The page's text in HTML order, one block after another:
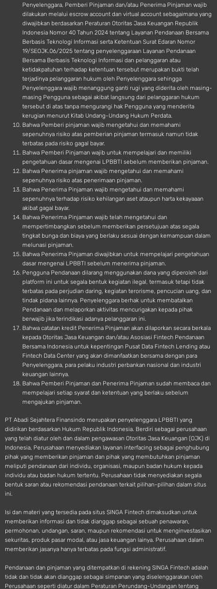
Penyelenggara, Pemberi Pinjaman dan/atau Penerima Pinjaman wajib
dilakukan melalui escrow account dan virtual account sebagaimana yang
diwajibkan berdasarkan Peraturan Otoritas Jasa Keuangan Republik
Indonesia Nomor 40 Tahun 2024 tentang Layanan Pendanaan Bersama
Berbasis Teknologi Informasi serta Ketentuan Surat Edaran Nomor
19/SEOJK.06/2025 tentang penyelenggaraan Layanan Pendanaan
Bersama Berbasis Teknologi Informasi dan pelanggaran atau
ketidakpatuhan terhadap ketentuan tersebut merupakan bukti telah
terjadinya pelanggaran hukum oleh Penyelenggara sehingga
Penyelenggara wajib menanggung ganti rugi yang diderita oleh masing-
masing Pengguna sebagai akibat langsung dari pelanggaran hukum
tersebut di atas tanpa mengurangi hak Pengguna yang menderita
kerugian menurut Kitab Undang-Undang Hukum Perdata.
Bahwa Pemberi pinjaman wajib mengetahui dan memahami
sepenuhnya risiko atas pemberian pinjaman termasuk namun tidak
terbatas pada risiko gagal bayar.
Bahwa Pemberi Pinjaman wajib untuk mempelajari dan memiliki
pengetahuan dasar mengenai LPBBTI sebelum memberikan pinjaman.
Bahwa Penerima pinjaman wajib mengetahui dan memahami
sepenuhnya risiko atas penerimaan pinjaman.
Bahwa Penerima Pinjaman wajib mengetahui dan memahami
sepenuhnya terhadap risiko kehilangan aset ataupun harta kekayaaan
akibat gagal bayar.
Bahwa Penerima Pinjaman wajib telah mengetahui dan
mempertimbangkan sebelum memberikan persetujuan atas segala
tingkat bunga dan biaya yang berlaku sesuai dengan kemampuan dalam
melunasi pinjaman.
Bahwa Penerima Pinjaman diwajibkan untuk mempelajari pengetahuan
dasar mengenai LPBBTI sebelum menerima pinjaman.
Pengguna Pendanaan dilarang menggunakan dana yang diperoleh dari
platform ini untuk segala bentuk kegiatan ilegal, termasuk tetapi tidak
terbatas pada perjudian daring, kegiatan terorisme, pencucian uang, dan
tindak pidana lainnya. Penyelenggara berhak untuk membatalkan
Pendanaan dan melaporkan aktivitas mencurigakan kepada pihak
berwajib jika terindikasi adanya pelanggaran ini.
Bahwa catatan kredit Penerima Pinjaman akan dilaporkan secara berkala
kepada Otoritas Jasa Keuangan dan/atau Asosiasi Fintech Pendanaan
Bersama Indonesia untuk kepentingan Pusat Data Fintech Lending atau
Fintech Data Center yang akan dimanfaatkan bersama dengan para
Penyelenggara, para pelaku industri perbankan nasional dan industri
keuangan lainnya.
Bahwa Pemberi Pinjaman dan Penerima Pinjaman sudah membaca dan
mempelajari setiap syarat dan ketentuan yang berlaku sebelum
mengajukan pinjaman.
PT Abadi Sejahtera Finansindo merupakan penyelenggara LPBBTI yang
didirikan berdasarkan Hukum Republik Indonesia. Berdiri sebagai perusahaan
yang telah diatur oleh dan dalam pengawasan Otoritas Jasa Keuangan (OJK) di
Indonesia, Perusahaan menyediakan layanan interfacing sebagai penghubung
pihak yang memberikan pinjaman dan pihak yang membutuhkan pinjaman
meliputi pendanaan dari individu, organisasi, maupun badan hukum kepada
individu atau badan hukum tertentu. Perusahaan tidak menyediakan segala
bentuk saran atau rekomendasi pendanaan terkait pilihan-pilihan dalam situs
ini.
Isi dan materi yang tersedia pada situs SINGA Fintech dimaksudkan untuk
memberikan informasi dan tidak dianggap sebagai sebuah penawaran,
permohonan, undangan, saran, maupun rekomendasi untuk menginvestasikan
sekuritas, produk pasar modal, atau jasa keuangan lainya. Perusahaan dalam
memberikan jasanya hanya terbatas pada fungsi administratif.
Pendanaan dan pinjaman yang ditempatkan di rekening SINGA Fintech adalah
tidak dan tidak akan dianggap sebagai simpanan yang diselenggarakan oleh
Perusahaan seperti diatur dalam Peraturan Perundang-Undangan tentang